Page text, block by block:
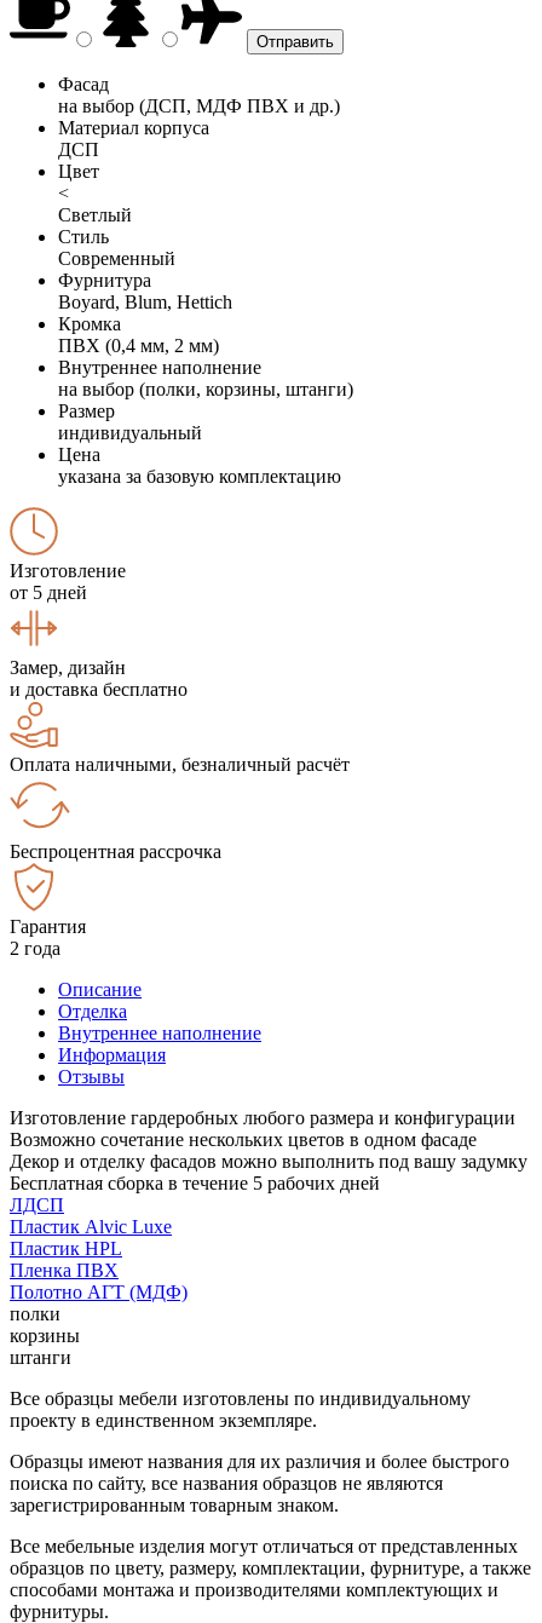
Фасад
на выбор (ДСП, МДФ ПВХ и др.)
Материал корпуса
ДСП
Цвет
<
Светлый
Стиль
Современный
Фурнитура
Boyard, Blum, Hettich
Кромка
ПВХ (0,4 мм, 2 мм)
Внутреннее наполнение
на выбор (полки, корзины, штанги)
Размер
индивидуальный
Цена
указана за базовую комплектацию
Изготовление
от 5 дней
Замер, дизайн
и доставка бесплатно
Оплата наличными, безналичный расчёт
Беспроцентная рассрочка
Гарантия
2 года
Описание
Отделка
Внутреннее наполнение
Информация
Отзывы
Изготовление гардеробных любого размера и конфигурации
Возможно сочетание нескольких цветов в одном фасаде
Декор и отделку фасадов можно выполнить под вашу задумку
Бесплатная сборка в течение 5 рабочих дней
ЛДСП
Пластик Alvic Luxe
Пластик HPL
Пленка ПВХ
Полотно АГТ (МДФ)
полки
корзины
штанги
Все образцы мебели изготовлены по индивидуальному
проекту в единственном экземпляре.
Образцы имеют названия для их различия и более быстрого
поиска по сайту, все названия образцов не являются
зарегистрированным товарным знаком.
Все мебельные изделия могут отличаться от представленных
образцов по цвету, размеру, комплектации, фурнитуре, а также
способами монтажа и производителями комплектующих и
фурнитуры.